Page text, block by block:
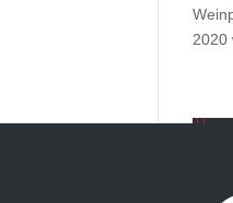
2020